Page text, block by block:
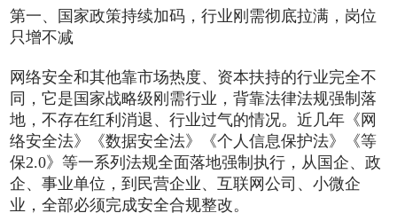
第一、国家政策持续加码，行业刚需彻底拉满，岗位
只增不减
网络安全和其他靠市场热度、资本扶持的行业完全不
同，它是国家战略级刚需行业，背靠法律法规强制落
地，不存在红利消退、行业过气的情况。近几年《网
络安全法》《数据安全法》《个人信息保护法》《等
保2.0》等一系列法规全面落地强制执行，从国企、政
企、事业单位，到民营企业、互联网公司、小微企
业，全部必须完成安全合规整改。